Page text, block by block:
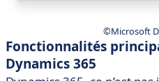
©Microsoft
Fonctionnalités
Dynamics 365